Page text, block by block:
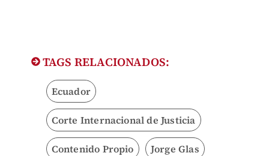
TAGS RELACIONADOS:
Ecuador
Corte Internacional de Justicia
Contenido Propio Jorge Glas